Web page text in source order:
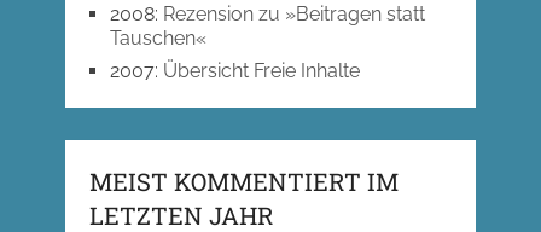
2008: Rezension zu »Beitragen statt
Tauschen«
2007: Übersicht Freie Inhalte
MEIST KOMMENTIERT IM
LETZTEN JAHR